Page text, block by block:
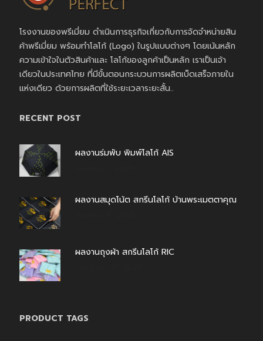
โรงงานของพรีเมี่ยม ดำเนินการธุรกิจเกี่ยวกับการจัดจำหน่ายสิน
ค้าพรีเมี่ยม พร้อมทำโลโก้ (Logo) ในรูปแบบต่างๆ โดยเน้นหลัก
ความเข้าใจในตัวสินค้าและ โลโก้ของลูกค้าเป็นหลัก เราเป็นเจ้า
เดียวในประเทศไทย ที่มีขั้นตอนกระบวนการผลิตเบ็ดเสร็จภายใน
แห่งเดียว ด้วยการผลิตที่ใช้ระยะเวลาระยะสั้น..
RECENT POST
ผลงานร่มพับ พิมพ์โลโก้ AIS
ผลงานสมุดโน้ต สกรีนโลโก้ บ้านพระเมตตาคุณ
ผลงานถุงผ้า สกรีนโลโก้ RIC
PRODUCT TAGS